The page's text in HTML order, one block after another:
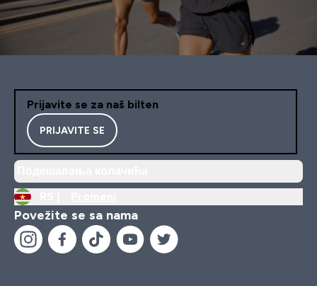
Prijavite se za naš bilten
PRIJAVITE SE
Povežite se sa nama